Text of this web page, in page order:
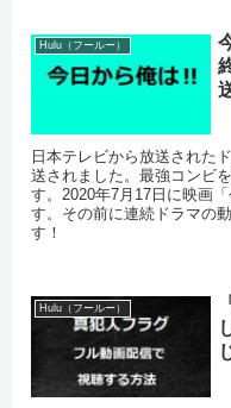
Hulu（フールー）
日本テレビから放送された
送されました。最強コンビ
す。2020年7月17日に映画
す。その前に連続ドラマの
す！
Hulu（フールー）